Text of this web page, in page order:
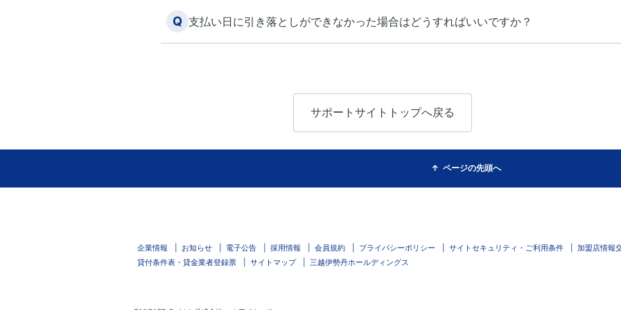
Q 支払い日に引き落としができなかった場合はどうすればいいですか？
サポートサイトトップへ戻る
ページの先頭へ
企業情報 お知らせ 電子公告 採用情報 会員規約 プライバシーポリシー サイトセキュリティ・ご利用条件
加盟店情報
貸付条件表・貸金業者登録票
サイトマップ 三越伊勢丹ホールディングス